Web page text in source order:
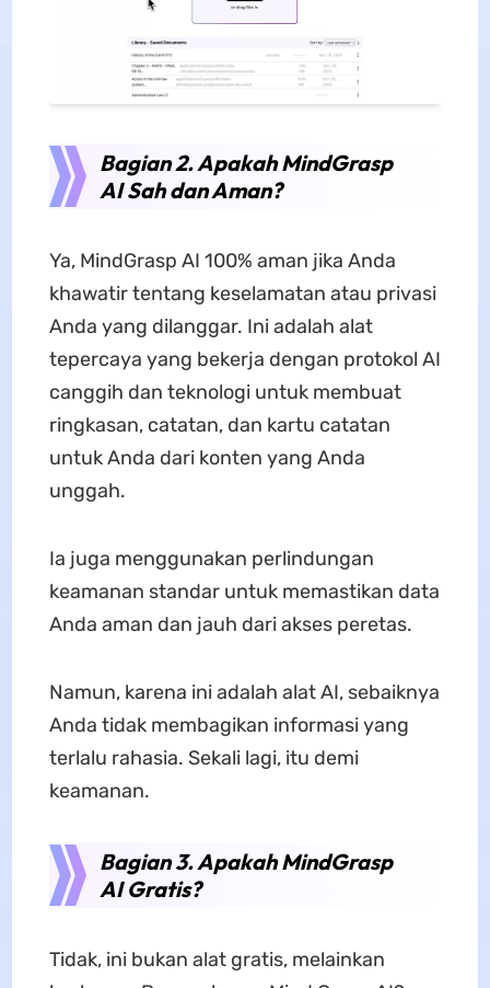
Bagian 2. Apakah MindGrasp
AI Sah dan Aman?
Ya, MindGrasp AI 100% aman jika Anda
khawatir tentang keselamatan atau privasi
Anda yang dilanggar. Ini adalah alat
tepercaya yang bekerja dengan protokol AI
canggih dan teknologi untuk membuat
ringkasan, catatan, dan kartu catatan
untuk Anda dari konten yang Anda
unggah.
Ia juga menggunakan perlindungan
keamanan standar untuk memastikan data
Anda aman dan jauh dari akses peretas.
Namun, karena ini adalah alat AI, sebaiknya
Anda tidak membagikan informasi yang
terlalu rahasia. Sekali lagi, itu demi
keamanan.
Bagian 3. Apakah MindGrasp
AI Gratis?
Tidak, ini bukan alat gratis, melainkan